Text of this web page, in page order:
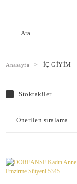
Anasayfa İÇ GİYİM
Stoktakiler